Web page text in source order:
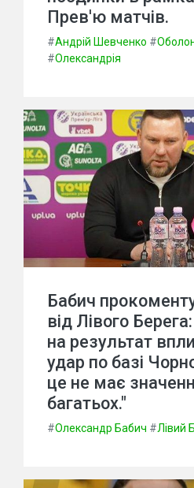
Прев'ю матчів.
#Андрій Шевченко #
#Олександрія
Бабич
від Лівого
на результат
удар по базі
це не має
багатьох."
#Олександр Бабич #Лівий